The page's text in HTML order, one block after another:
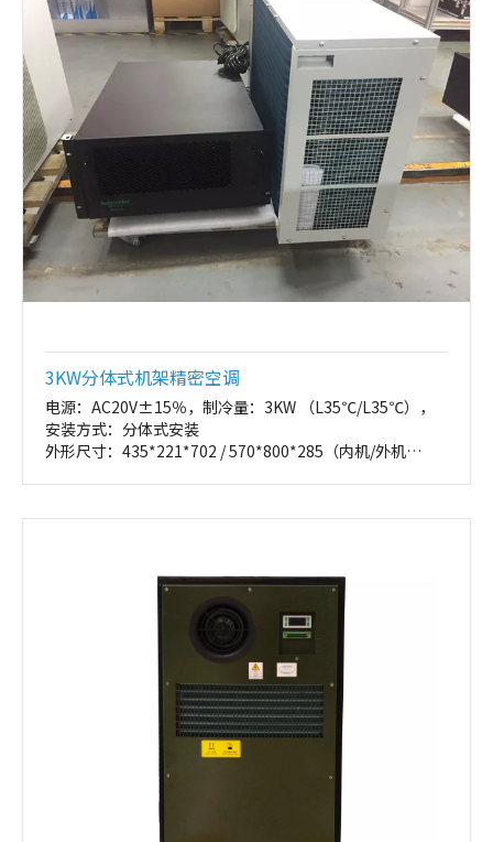
3KW分体式机架精密空调
电源：AC20V±15％，制冷量：3KW （L35℃/L35℃），
安装方式：分体式安装
外形尺寸：435*221*702 / 570*800*285（内机/外机